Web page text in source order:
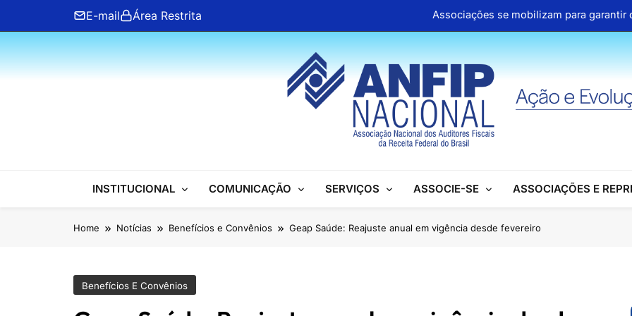
content
E-mail Área Restrita Associações se mobilizam para
ANFIP Nacional participa de
Cartilhas da Decipex estão
Associações se mobilizam para garantir
Cartilhas da Decipex estão
ANFIP Nacional
INSTITUCIONAL COMUNICAÇÃO SERVIÇOS ASSOCIE-SE ASSOCIAÇÕES E
Home Notícias Benefícios e Convênios Geap Saúde: Reajuste anual em vigência desde fevereiro
Benefícios E Convênios